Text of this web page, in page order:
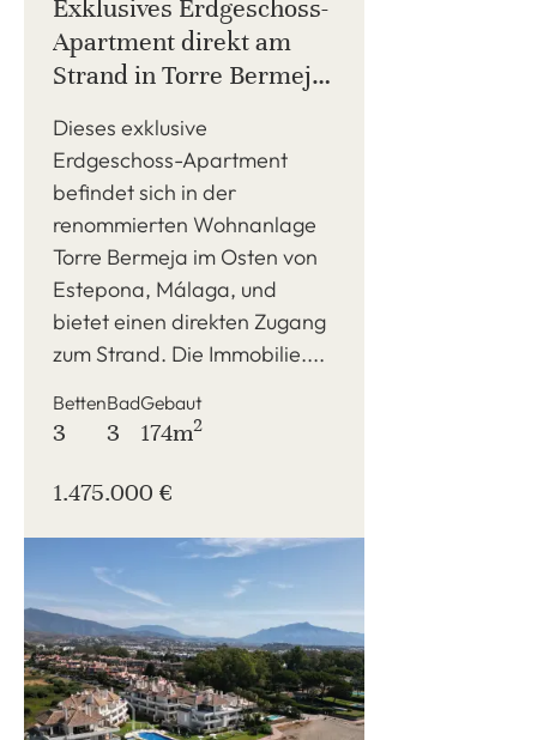
Exklusives Erdgeschoss-
Apartment direkt am
Strand in Torre Bermeja,
Dieses exklusive
Erdgeschoss-Apartment
befindet sich in der
renommierten Wohnanlage
Torre Bermeja im Osten von
Estepona, Málaga, und
bietet einen direkten Zugang
zum Strand. Die Immobilie....
Betten
3
Bad
3
Gebaut
174m2
1.475.000 €